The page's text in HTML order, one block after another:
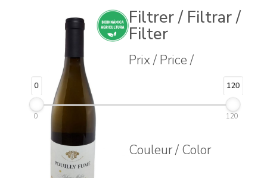
variantes.
Las
se
elegir
Filtrer / Filtrar /
Filter
Prix / Price /
0 120
0 120
Couleur / Color